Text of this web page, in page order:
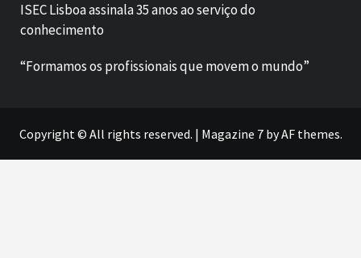
ISEC Lisboa assinala 35 anos ao serviço do
conhecimento
“Formamos os profissionais que movem o mundo”
Copyright © All rights reserved. | Magazine 7by AF themes.